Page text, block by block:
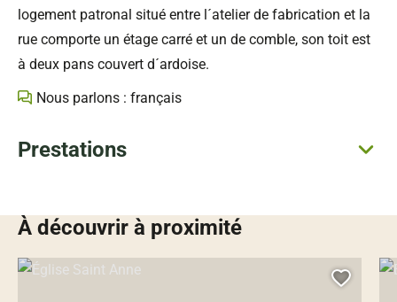
logement patronal situé entre l´atelier de fabrication et la
rue comporte un étage carré et un de comble, son toit est
à deux pans couvert d´ardoise.
Nous parlons : français
Prestations
À découvrir à proximité
Église Saint Anne, © Droits gérés